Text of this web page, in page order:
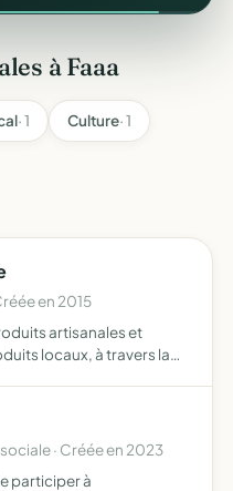
à Faaa
· 1 Culture· 1
en 2015
artisanales et
locaux, à travers la
sociale · Créée en 2023
participer à